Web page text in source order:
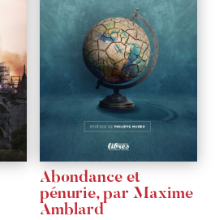
Abondance et
pénurie, par Maxime
Amblard